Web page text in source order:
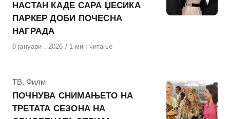
НАСТАН КАДЕ САРА ЏЕСИКА
ПАРКЕР ДОБИ ПОЧЕСНА
НАГРАДА
Објавено
8 јануари , 2026 1 мин читање
КАтегорија
ТВ, Филм
ПОЧНУВА СНИМАЊЕТО НА
ТРЕТАТА СЕЗОНА НА